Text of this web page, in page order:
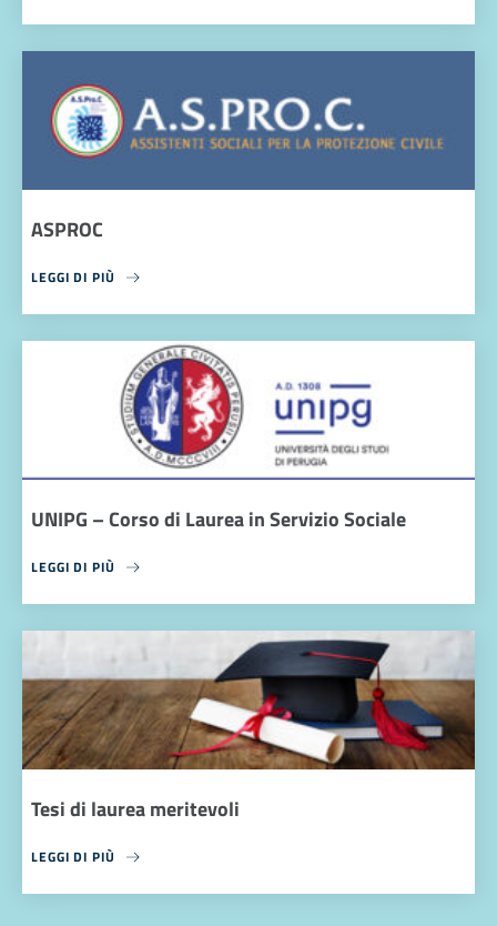
ASPROC
LEGGI DI PIÙ
UNIPG – Corso di Laurea in Servizio Sociale
LEGGI DI PIÙ
Tesi di laurea meritevoli
LEGGI DI PIÙ